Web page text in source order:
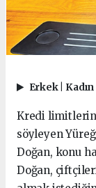
Erkek Kadın
Kredi
söyleyen
Doğan, konu
Doğan,